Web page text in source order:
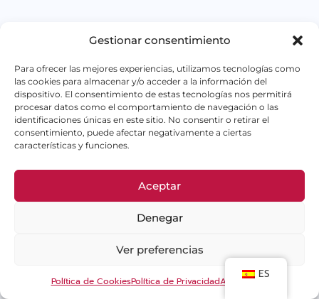
Gestionar consentimiento
Para ofrecer las mejores experiencias, utilizamos tecnologías como
las cookies para almacenar y/o acceder a la información del
dispositivo. El consentimiento de estas tecnologías nos permitirá
procesar datos como el comportamiento de navegación o las
identificaciones únicas en este sitio. No consentir o retirar el
consentimiento, puede afectar negativamente a ciertas
características y funciones.
Aceptar
Denegar
Ver preferencias
Política de CookiesPolítica de PrivacidadAviso Legal
Mapa Web
Hazte Socio
Quienes Somos
Nuestros Servicios
Memoria de Actividades
Canal Ético
Beneficios
Actualidad
Contacto
ES